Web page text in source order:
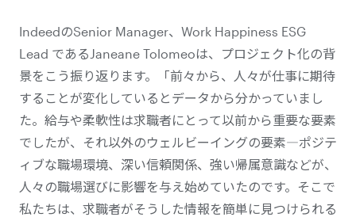
IndeedのSenior Manager、Work Happiness ESG
Lead であるJaneane Tolomeoは、プロジェクト化の背
景をこう振り返ります。「前々から、人々が仕事に期待
することが変化しているとデータから分かっていまし
た。給与や柔軟性は求職者にとって以前から重要な要素
でしたが、それ以外のウェルビーイングの要素―ポジテ
ィブな職場環境、深い信頼関係、強い帰属意識などが、
人々の職場選びに影響を与え始めていたのです。そこで
私たちは、求職者がそうした情報を簡単に見つけられる